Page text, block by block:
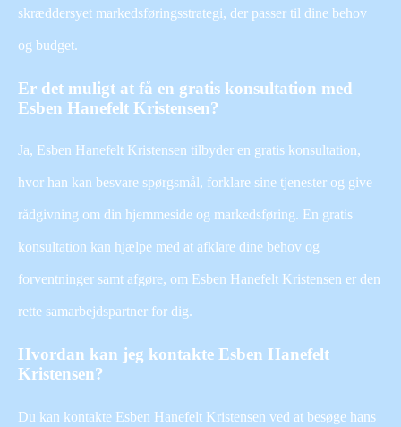
skræddersyet markedsføringsstrategi, der passer til dine behov
og budget.
Er det muligt at få en gratis konsultation med
Esben Hanefelt Kristensen?
Ja, Esben Hanefelt Kristensen tilbyder en gratis konsultation,
hvor han kan besvare spørgsmål, forklare sine tjenester og give
rådgivning om din hjemmeside og markedsføring. En gratis
konsultation kan hjælpe med at afklare dine behov og
forventninger samt afgøre, om Esben Hanefelt Kristensen er den
rette samarbejdspartner for dig.
Hvordan kan jeg kontakte Esben Hanefelt
Kristensen?
Du kan kontakte Esben Hanefelt Kristensen ved at besøge hans